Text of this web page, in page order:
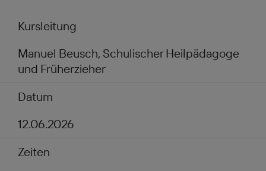
Kursleitung
Manuel Beusch, Schulischer Heilpädagoge
und Früherzieher
Datum
12.06.2026
Zeiten